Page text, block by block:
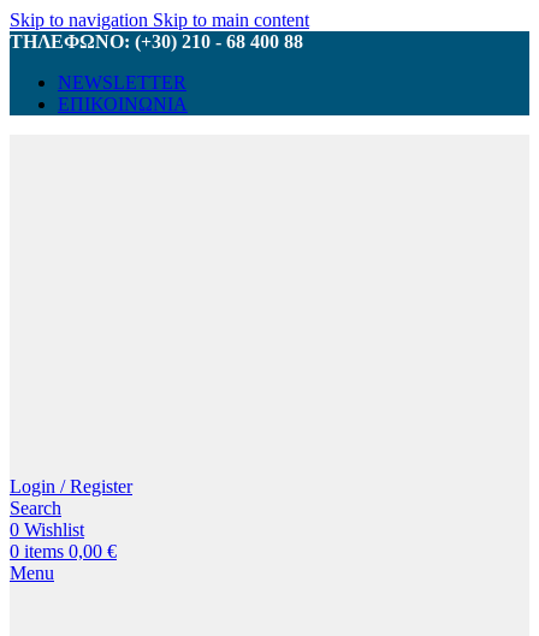
Skip to navigation Skip to main content
ΤΗΛΕΦΩΝΟ: (+30) 210 - 68 400 88
NEWSLETTER
ΕΠΙΚΟΙΝΩΝΙΑ
Login / Register
Search
0 Wishlist
0 items 0,00 €
Menu